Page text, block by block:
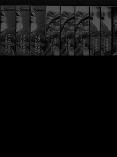
złą drogę, wydaje się